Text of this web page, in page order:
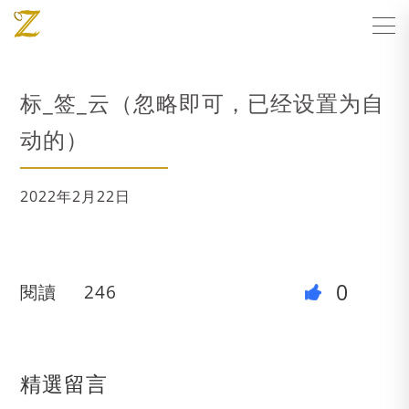
标_签_云（忽略即可，已经设置为自
动的）
2022年2月22日
閱讀 246 0
精選留言